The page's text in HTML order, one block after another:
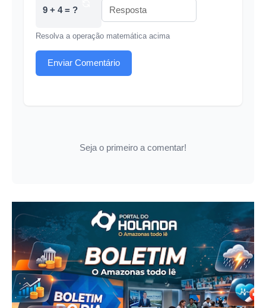
9 + 4 = ?
Resolva a operação matemática acima
Enviar Comentário
Seja o primeiro a comentar!